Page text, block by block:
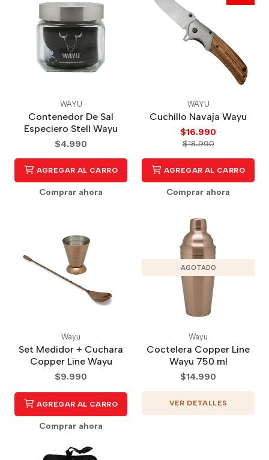
WAYU
Contenedor De Sal
Especiero Stell Wayu
$4.990
AGREGAR AL CARRO
Comprar ahora
WAYU
Cuchillo Navaja Wayu
$16.990
$18.990
AGREGAR AL CARRO
Comprar ahora
Wayu
Set Medidor + Cuchara
Copper Line Wayu
$9.990
AGREGAR AL CARRO
Comprar ahora
AGOTADO
Wayu
Coctelera Copper Line
Wayu 750 ml
$14.990
VER DETALLES